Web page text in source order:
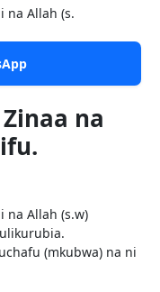
na Allah (s.
na
na Allah (s.w)
(mkubwa) na ni